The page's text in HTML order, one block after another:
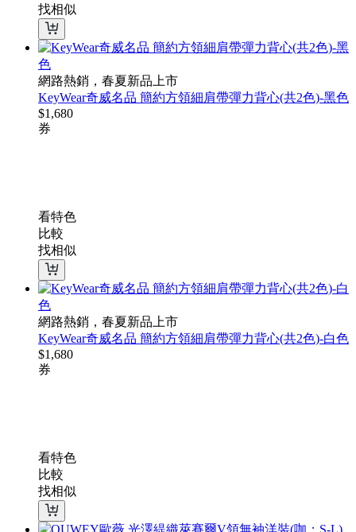
找相似
網路熱銷，春夏新品上市
KeyWear奇威名品 簡約方領細肩帶彈力背心(共2色)-黑色
$1,680
券
看特色
比較
找相似
網路熱銷，春夏新品上市
KeyWear奇威名品 簡約方領細肩帶彈力背心(共2色)-白色
$1,680
券
看特色
比較
找相似